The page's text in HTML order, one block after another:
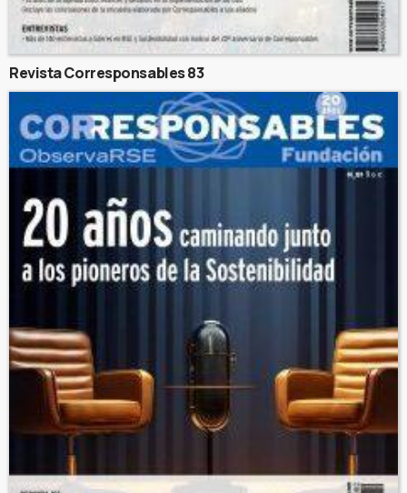
Revista Corresponsables 83